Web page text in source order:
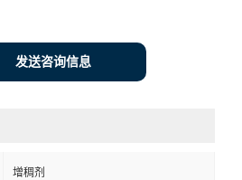
发送咨询信息
增稠剂